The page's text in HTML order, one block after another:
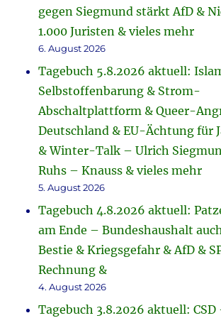
gegen Siegmund stärkt AfD &
1.000 Juristen & vieles mehr
6. August 2026
Tagebuch 5.8.2026 aktuell:
Selbstoffenbarung & Strom-
Abschaltplattform & Queer-
Deutschland & EU-Ächtung für
& Winter-Talk – Ulrich
Ruhs – Knauss & vieles mehr
5. August 2026
Tagebuch 4.8.2026 aktuell:
am Ende – Bundeshaushalt
Bestie & Kriegsgefahr & AfD &
Rechnung &
4. August 2026
Tagebuch 3.8.2026 aktuell: